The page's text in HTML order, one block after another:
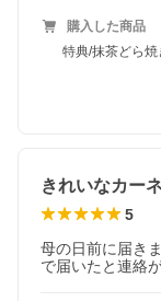
購入した商品
特典/抹茶どら焼
きれいなカー
5
母の日前に届き
で届いたと連絡